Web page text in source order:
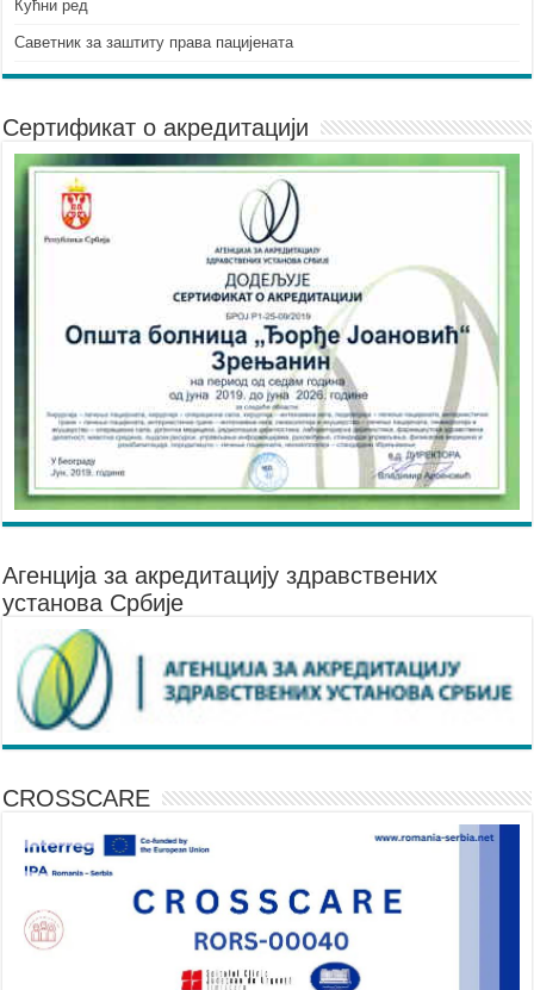
Кућни ред
Саветник за заштиту права пацијената
Сертификат о акредитацији
Агенцијa за акредитацију здравствених
установа Србије
CROSSCARE